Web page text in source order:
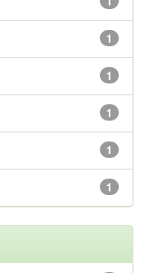
1
1
1
1
1